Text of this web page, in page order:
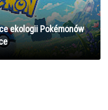
ekologii Pokémonów